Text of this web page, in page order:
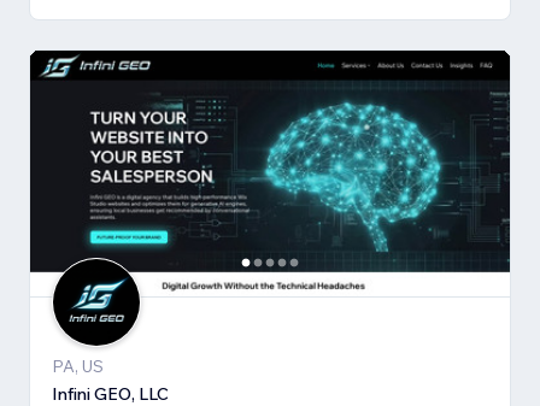
PA, US
Infini GEO, LLC